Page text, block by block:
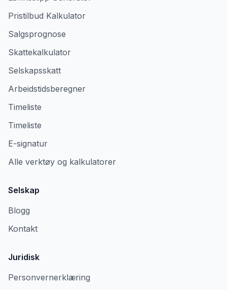
Pristilbud Kalkulator
Salgsprognose
Skattekalkulator
Selskapsskatt
Arbeidstidsberegner
Timeliste
Timeliste
E-signatur
Alle verktøy og kalkulatorer
Selskap
Blogg
Kontakt
Juridisk
Personvernerklæring